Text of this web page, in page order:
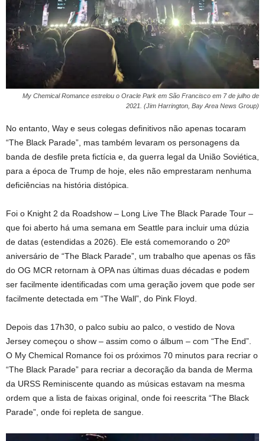
My Chemical Romance estrelou o Oracle Park em São Francisco em 7 de julho de
2021. (Jim Harrington, Bay Area News Group)
No entanto, Way e seus colegas definitivos não apenas tocaram
“The Black Parade”, mas também levaram os personagens da
banda de desfile preta fictícia e, da guerra legal da União Soviética,
para a época de Trump de hoje, eles não emprestaram nenhuma
deficiências na história distópica.
Foi o Knight 2 da Roadshow – Long Live The Black Parade Tour –
que foi aberto há uma semana em Seattle para incluir uma dúzia
de datas (estendidas a 2026). Ele está comemorando o 20º
aniversário de “The Black Parade”, um trabalho que apenas os fãs
do OG MCR retornam à OPA nas últimas duas décadas e podem
ser facilmente identificadas com uma geração jovem que pode ser
facilmente detectada em “The Wall”, do Pink Floyd.
Depois das 17h30, o palco subiu ao palco, o vestido de Nova
Jersey começou o show – assim como o álbum – com “The End”.
O My Chemical Romance foi os próximos 70 minutos para recriar o
“The Black Parade” para recriar a decoração da banda de Merma
da URSS Reminiscente quando as músicas estavam na mesma
ordem que a lista de faixas original, onde foi reescrita “The Black
Parade”, onde foi repleta de sangue.